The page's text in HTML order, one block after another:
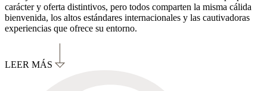
carácter y oferta distintivos, pero todos comparten la misma cálida
bienvenida, los altos estándares internacionales y las cautivadoras
experiencias que ofrece su entorno.
LEER MÁS